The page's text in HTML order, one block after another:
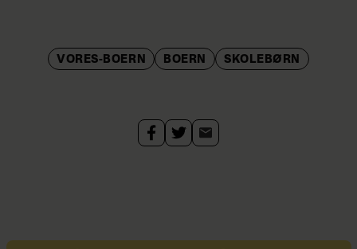
VORES-BOERN BOERN SKOLEBØRN